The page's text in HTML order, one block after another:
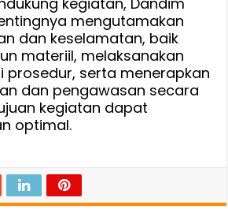
mengutamakan
dan keselamatan, baik
materiil, melaksanakan
prosedur, serta menerapkan
dan pengawasan secara
kegiatan dapat
optimal.